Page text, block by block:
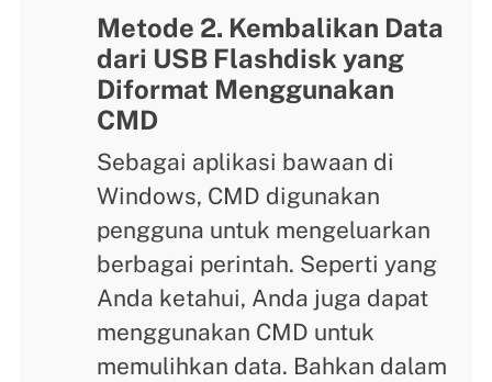
Metode 2. Kembalikan Data
dari USB Flashdisk yang
Diformat Menggunakan
CMD
Sebagai aplikasi bawaan di
Windows, CMD digunakan
pengguna untuk mengeluarkan
berbagai perintah. Seperti yang
Anda ketahui, Anda juga dapat
menggunakan CMD untuk
memulihkan data. Bahkan dalam